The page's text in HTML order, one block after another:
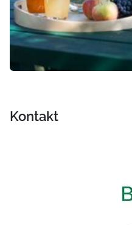
Kontakt